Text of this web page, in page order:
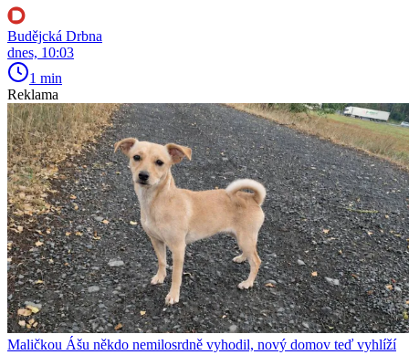
Budějcká Drbna
dnes, 10:03
1 min
Reklama
Maličkou Ášu někdo nemilosrdně vyhodil, nový domov teď vyhlíží